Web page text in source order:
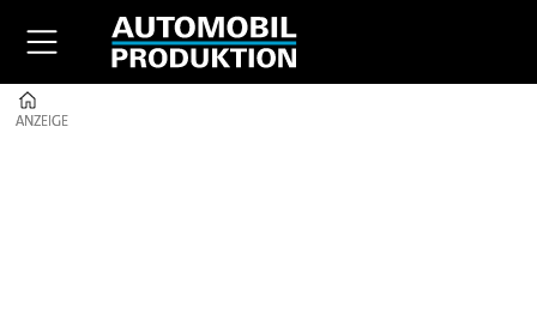
ANZEIGE
ANZEIGE